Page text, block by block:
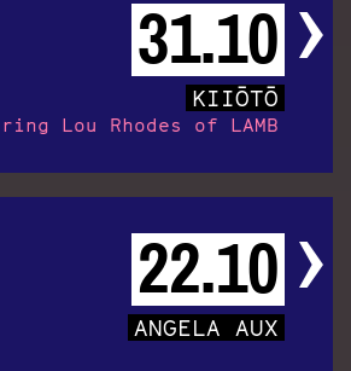
31.10
KIIŌTŌ
Lou Rhodes of LAMB
22.10
ANGELA AUX